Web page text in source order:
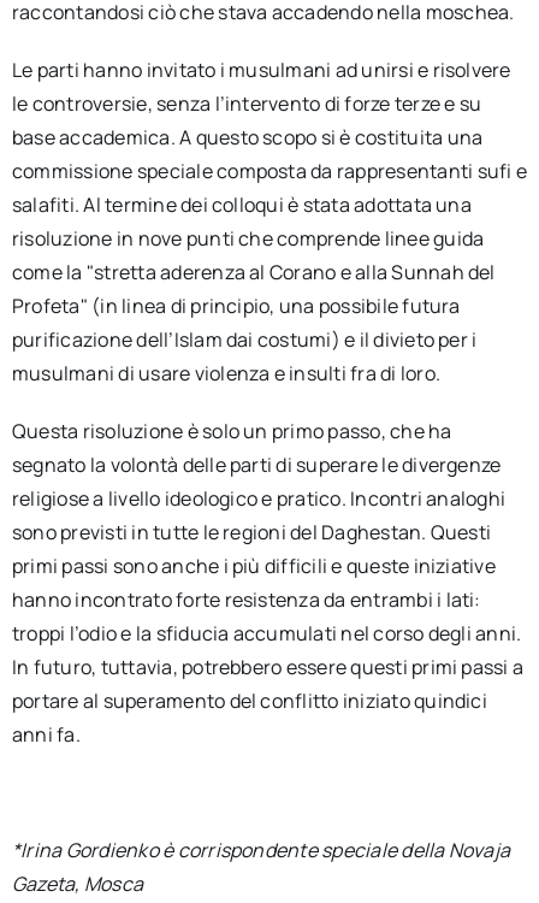
raccontandosi ciò che stava accadendo nella moschea.
Le parti hanno invitato i musulmani ad unirsi e risolvere
le controversie, senza l’intervento di forze terze e su
base accademica. A questo scopo si è costituita una
commissione speciale composta da rappresentanti sufi e
salafiti. Al termine dei colloqui è stata adottata una
risoluzione in nove punti che comprende linee guida
come la "stretta aderenza al Corano e alla Sunnah del
Profeta" (in linea di principio, una possibile futura
purificazione dell’Islam dai costumi) e il divieto per i
musulmani di usare violenza e insulti fra di loro.
Questa risoluzione è solo un primo passo, che ha
segnato la volontà delle parti di superare le divergenze
religiose a livello ideologico e pratico. Incontri analoghi
sono previsti in tutte le regioni del Daghestan. Questi
primi passi sono anche i più difficili e queste iniziative
hanno incontrato forte resistenza da entrambi i lati:
troppi l’odio e la sfiducia accumulati nel corso degli anni.
In futuro, tuttavia, potrebbero essere questi primi passi a
portare al superamento del conflitto iniziato quindici
anni fa.
*Irina Gordienko è corrispondente speciale della Novaja
Gazeta, Mosca